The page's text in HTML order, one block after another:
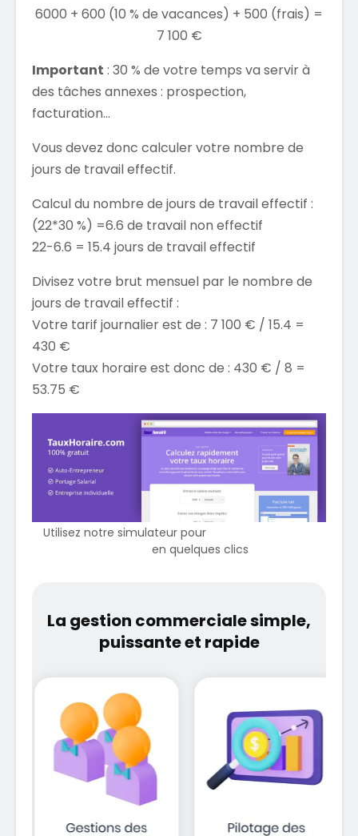
6000 + 600 (10 % de vacances) + 500 (frais) =
7 100 €
Important : 30 % de votre temps va servir à
des tâches annexes : prospection,
facturation…
Vous devez donc calculer votre nombre de
jours de travail effectif.
Calcul du nombre de jours de travail effectif :
(22*30 %) =6.6 de travail non effectif
22-6.6 = 15.4 jours de travail effectif
Divisez votre brut mensuel par le nombre de
jours de travail effectif :
Votre tarif journalier est de : 7 100 € / 15.4 =
430 €
Votre taux horaire est donc de : 430 € / 8 =
53.75 €
Utilisez notre simulateur pour
en quelques clics
La gestion commerciale simple,
puissante et rapide